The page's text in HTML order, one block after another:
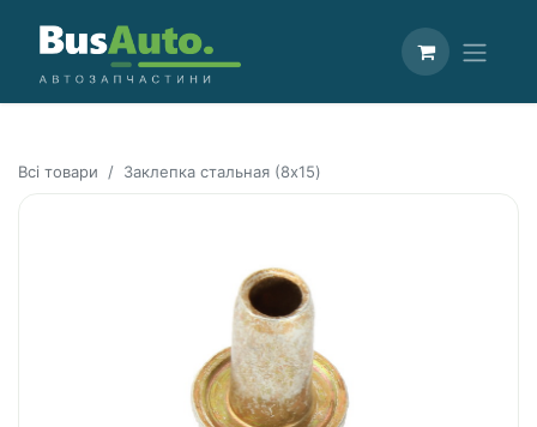
Всі товари Заклепка стальная (8x15)